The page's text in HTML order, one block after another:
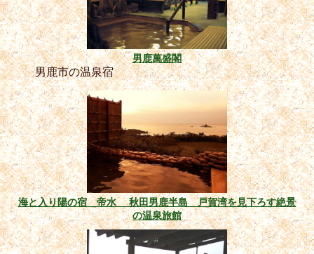
男鹿萬盛閣
男鹿市の温泉宿
海と入り陽の宿 帝水 秋田男鹿半島 戸賀湾を見下ろす絶景
の温泉旅館